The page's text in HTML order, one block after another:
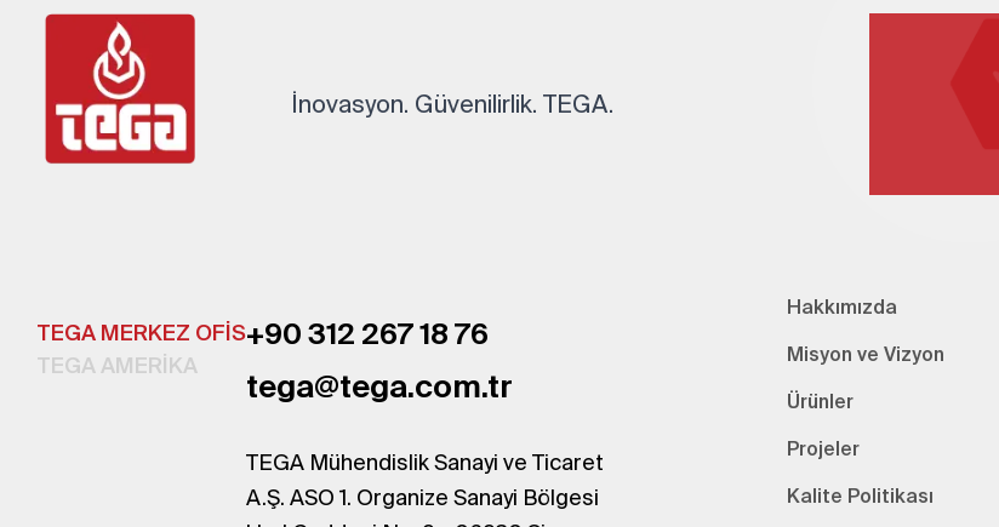
İnovasyon. Güvenilirlik. TEGA.
TEGA MERKEZ OFİS
TEGA AMERİKA
+90 312 267 18 76
tega@tega.com.tr
TEGA Mühendislik Sanayi ve Ticaret
A.Ş. ASO 1. Organize Sanayi Bölgesi
Hakkımızda
Misyon ve Vizyon
Ürünler
Projeler
Kalite Politikası